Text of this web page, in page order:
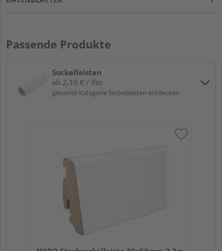
Passende Produkte
Sockelleisten
ab 2,10 € / lfm
gesamte Kategorie Sockelleisten entdecken